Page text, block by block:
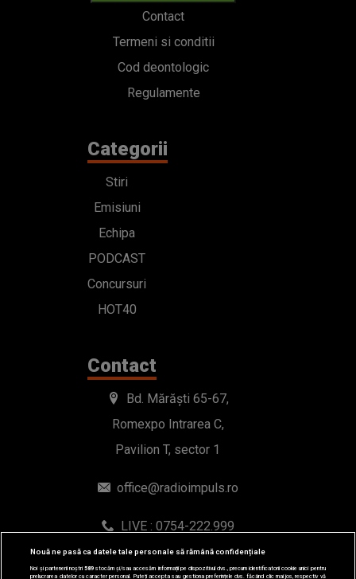
Contact
Termeni si conditii
Cod deontologic
Regulamente
Categorii
Stiri
Emisiuni
Echipa
PODCAST
Concursuri
HOT40
Contact
Bd. Mărăști 65-67,
Romexpo Intrarea C,
Pavilion T, sector 1
office@radioimpuls.ro
LIVE : 0754-222.999
WhatsApp: 0754-222.999
Nouă ne pasă ca datele tale personale să rămână confidențiale
Noi și partenerii noștri589stocăm și/sau accesăm informații pe dispozitivul dvs., precum identificatorii cookie unici pentru
prelucrarea datelor cu caracter personal. Puteți accepta sau gestiona preferințele dvs. făcând clic mai jos, respectiv vă